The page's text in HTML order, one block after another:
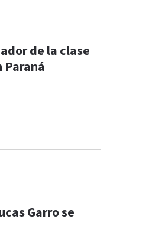
de la clase
Garro se